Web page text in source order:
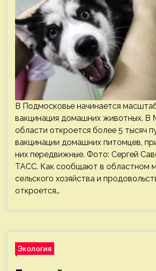
В Подмосковье начинается
вакцинация домашних животных. В
области откроется более 5 тысяч
вакцинации домашних питомцев,
них передвижные. Фото: Сергей
ТАСС. Как сообщают в областном
сельского хозяйства и
откроется…
Экология